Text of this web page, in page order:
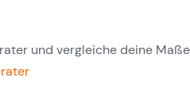
und vergleiche deine